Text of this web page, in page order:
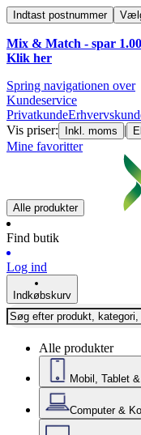
Indtast postnummer
Mix & Match - spar
Klik her
Spring navigationen over
Kundeservice
Privatkunde
Vis priser:
Inkl. moms |
Mine favoritter
Alle produkter
Find butik
Log ind
Indkøbskurv
Alle produkter
Mobil, Tablet
Computer &